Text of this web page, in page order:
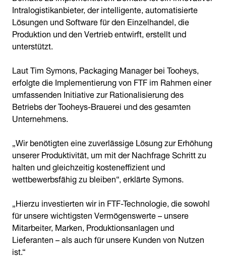
Intralogistikanbieter, der intelligente, automatisierte
Lösungen und Software für den Einzelhandel, die
Produktion und den Vertrieb entwirft, erstellt und
unterstützt.
Laut Tim Symons, Packaging Manager bei Tooheys,
erfolgte die Implementierung von FTF im Rahmen einer
umfassenden Initiative zur Rationalisierung des
Betriebs der Tooheys-Brauerei und des gesamten
Unternehmens.
„Wir benötigten eine zuverlässige Lösung zur Erhöhung
unserer Produktivität, um mit der Nachfrage Schritt zu
halten und gleichzeitig kosteneffizient und
wettbewerbsfähig zu bleiben“, erklärte Symons.
„Hierzu investierten wir in FTF-Technologie, die sowohl
für unsere wichtigsten Vermögenswerte – unsere
Mitarbeiter, Marken, Produktionsanlagen und
Lieferanten – als auch für unsere Kunden von Nutzen
ist.“